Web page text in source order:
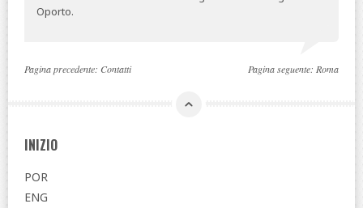
Oporto.
Pagina precedente: Contatti Pagina seguente: Roma
INIZIO
POR
ENG